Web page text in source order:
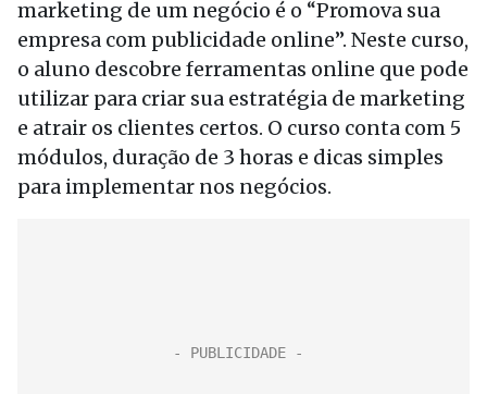
marketing de um negócio é o “Promova sua
empresa com publicidade online”. Neste curso,
o aluno descobre ferramentas online que pode
utilizar para criar sua estratégia de marketing
e atrair os clientes certos. O curso conta com 5
módulos, duração de 3 horas e dicas simples
para implementar nos negócios.